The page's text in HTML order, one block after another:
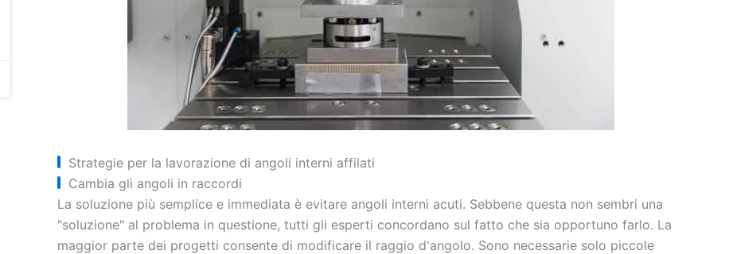
Strategie per la lavorazione di angoli interni affilati
Cambia gli angoli in raccordi
La soluzione più semplice e immediata è evitare angoli interni acuti. Sebbene questa non sembri una
"soluzione" al problema in questione, tutti gli esperti concordano sul fatto che sia opportuno farlo. La
maggior parte dei progetti consente di modificare il raggio d'angolo. Sono necessarie solo piccole